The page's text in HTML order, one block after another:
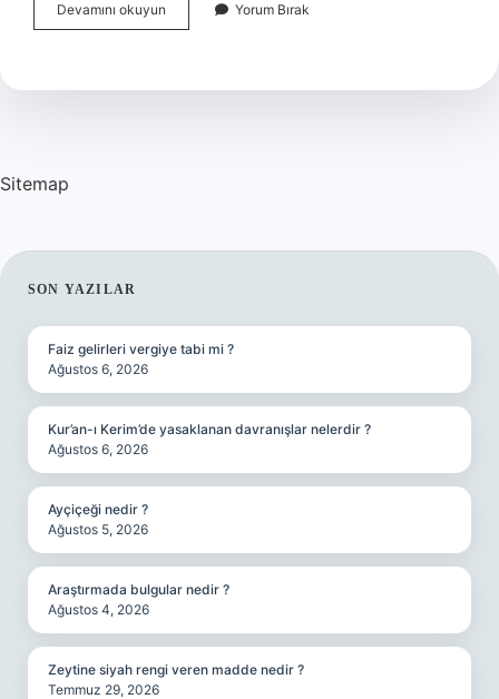
Devamını okuyun
Olmak
Yorum Bırak
Sitemap
SIDEBAR
SON YAZILAR
Faiz gelirleri vergiye tabi mi ?
Ağustos 6, 2026
Kur’an-ı Kerim’de yasaklanan davranışlar nelerdir ?
Ağustos 6, 2026
Ayçiçeği nedir ?
Ağustos 5, 2026
Araştırmada bulgular nedir ?
Ağustos 4, 2026
Zeytine siyah rengi veren madde nedir ?
Temmuz 29, 2026